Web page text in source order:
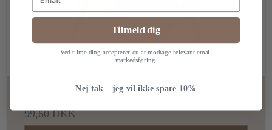
Coco Teddy Boots- Khaki
99,60 DKK
Tilmeld dig
Ved tilmelding accepterer du at modtage relevant email
markedsføring.
Nej tak – jeg vil ikke spare 10%